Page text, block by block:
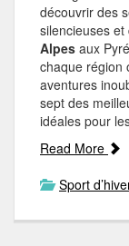
découvrir des
silencieuses
Alpes aux
chaque région
aventures
sept des
idéales pour
Read More
Sport